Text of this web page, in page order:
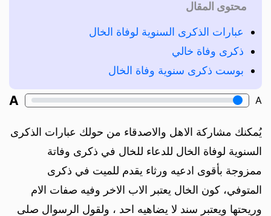
محتوى المقال
عبارات الذكرى السنوية لوفاة الخال
ذكرى وفاة خالي
بوست ذكرى سنوية وفاة الخال
A
A
يُمكنك مشاركة الاهل والاصدقاء من حولك عبارات الذكرى
السنوية لوفاة الخال للدعاء للخال في ذكرى وفاتة
ممزوجة بأقوى ادعيه ورثاء يقدم للميت في ذكرى
المتوفي، كون الخال يعتبر الاب الاخر وفيه صفات الام
وريحتها ويعتبر سند لا يضاهيه احد ، ولقول الرسوال صلى